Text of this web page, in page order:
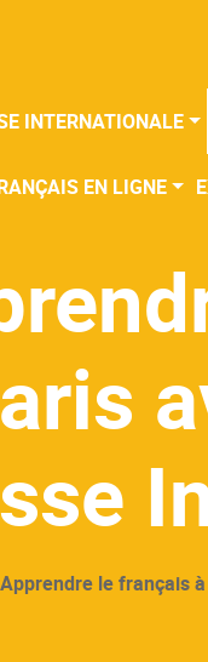
INTERNATIONALE
EN LIGNE
Apprendre le français